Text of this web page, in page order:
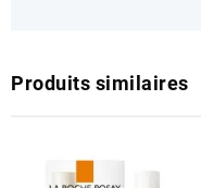
Produits similaires